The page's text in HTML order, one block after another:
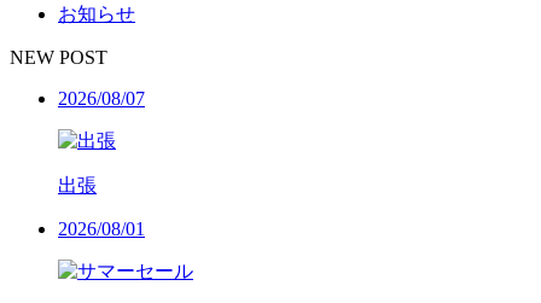
お知らせ
NEW POST
2026/08/07
出張
2026/08/01